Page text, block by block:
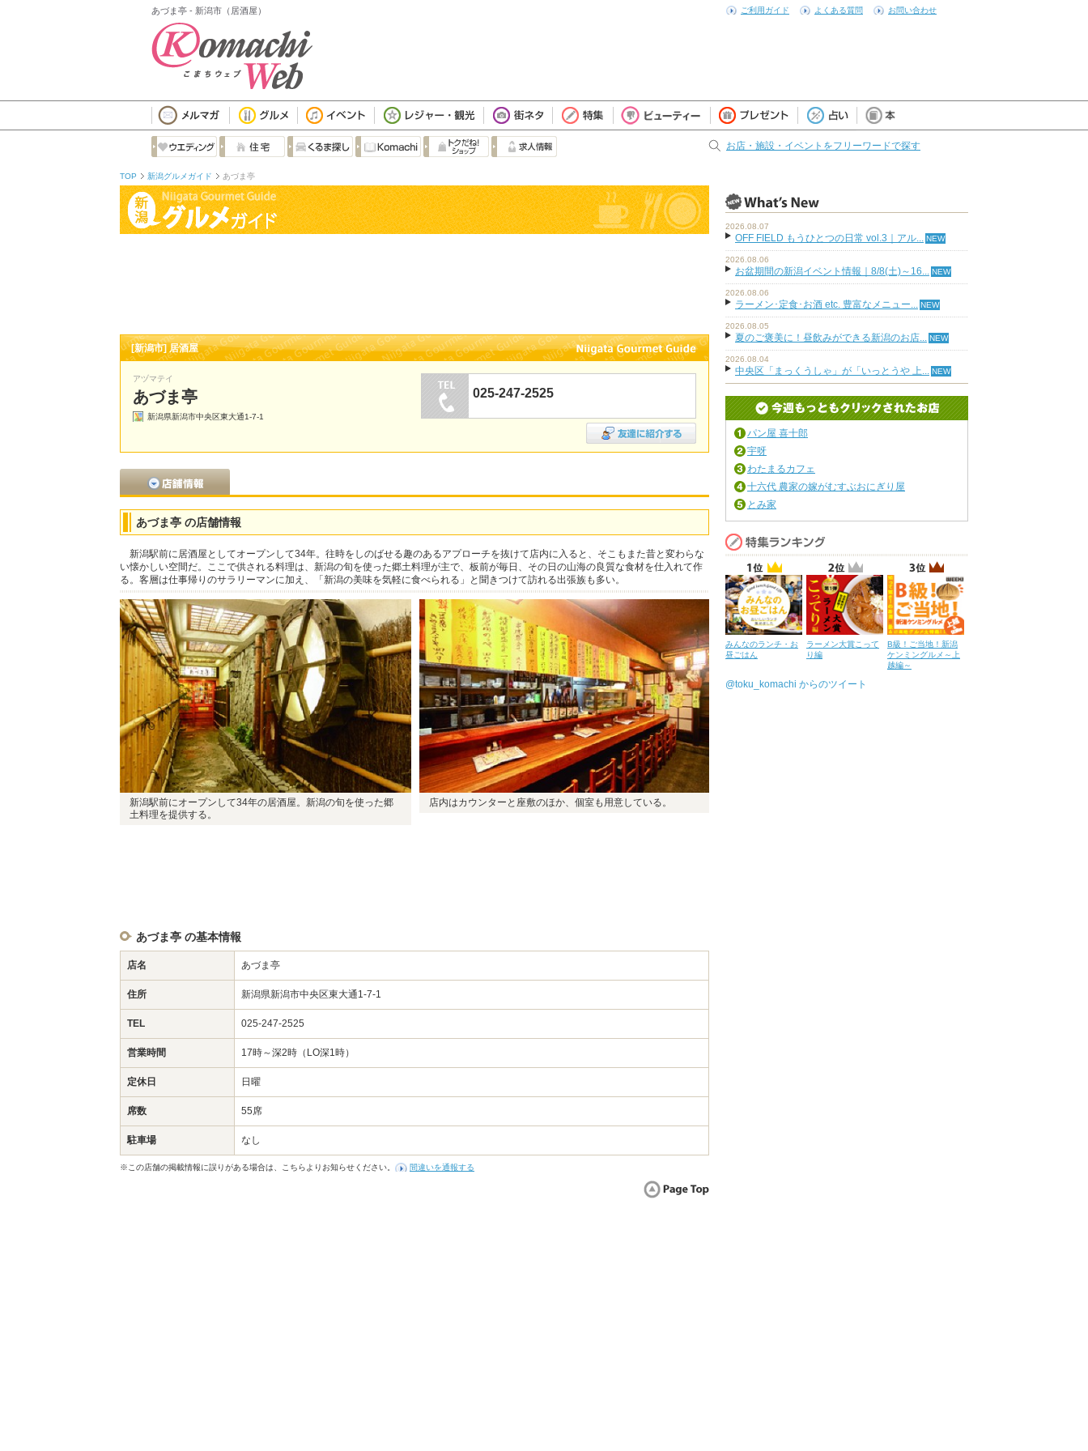
あづま亭 - 新潟市（居酒屋） ご利用ガイド よくある質問 お問い合わせ
お店・施設・イベントをフリーワードで探す
TOP 新潟グルメガイド あづま亭
[新潟市] 居酒屋
アヅマテイ
あづま亭
新潟県新潟市中央区東大通1-7-1
025-247-2525
あづま亭 の店舗情報
新潟駅前に居酒屋としてオープンして34年。往時をしのばせる趣のあるアプローチを抜けて店内に入ると、そこもまた昔と変わらな
い懐かしい空間だ。ここで供される料理は、新潟の旬を使った郷土料理が主で、板前が毎日、その日の山海の良質な食材を仕入れて作
る。客層は仕事帰りのサラリーマンに加え、「新潟の美味を気軽に食べられる」と聞きつけて訪れる出張族も多い。
新潟駅前にオープンして34年の居酒屋。新潟の旬を使った郷
土料理を提供する。
店内はカウンターと座敷のほか、個室も用意している。
あづま亭 の基本情報
店名 あづま亭
住所 新潟県新潟市中央区東大通1-7-1
TEL 025-247-2525
営業時間 17時～深2時（LO深1時）
定休日 日曜
席数 55席
駐車場 なし
※この店舗の掲載情報に誤りがある場合は、こちらよりお知らせください。 間違いを通報する
2026.08.07
OFF FIELD もうひとつの日常 vol.3｜アル...
2026.08.06
お盆期間の新潟イベント情報｜8/8(土)～16...
2026.08.06
ラーメン･定食･お酒 etc. 豊富なメニュー...
2026.08.05
夏のご褒美に！昼飲みができる新潟のお店...
2026.08.04
中央区「まっくうしゃ」が「いっとうや 上...
パン屋 喜十郎
宇呀
わたまるカフェ
十六代 農家の嫁がむすぶおにぎり屋
とみ家
みんなのランチ・お
昼ごはん
ラーメン大賞こって
り編
B級！ご当地！新潟
ケンミングルメ～上
越編～
@toku_komachi からのツイート